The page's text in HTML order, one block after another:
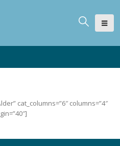
cat_columns=”6″ columns=”4″